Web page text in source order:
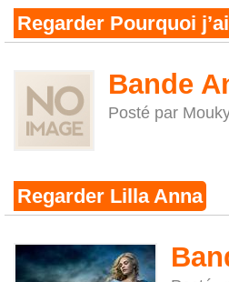
Regarder Pourquoi
Bande
Posté par
Regarder Lilla Anna